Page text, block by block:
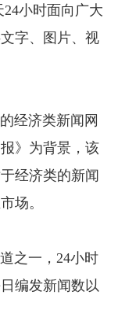
小时面向广大
字、图片、视
经济类新闻网
》为背景，该
经济类的新闻
场。
之一，24小时
编发新闻数以